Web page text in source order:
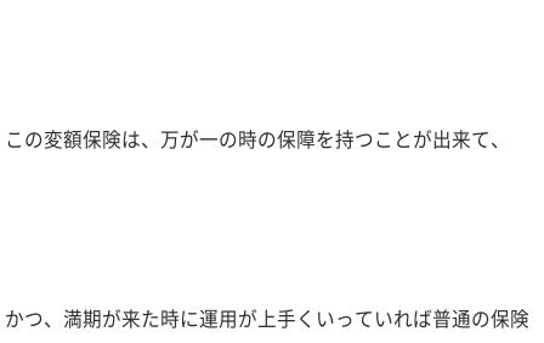
この変額保険は、万が一の時の保障を持つことが出来て、
かつ、満期が来た時に運用が上手くいっていれば普通の保険